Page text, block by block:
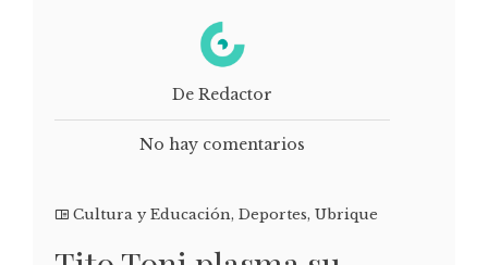
De Redactor
No hay comentarios
Cultura y Educación, Deportes, Ubrique